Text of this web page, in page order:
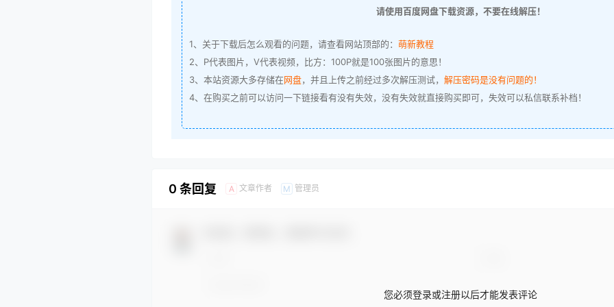
请使用百度网盘下载资源，不要在线解压！
1、关于下载后怎么观看的问题，请查看网站顶部的： 萌新教程
2、P代表图片，V代表视频，比方：100P就是100张图片的意思！
3、本站资源大多存储在网盘，并且上传之前经过多次解压测试， 解压密码是没有问题的！
4、在购买之前可以访问一下链接看有没有失效，没有失效就直接购买即可，失效可以私信联系补档！
0 条回复 A 文章作者 M 管理员
您必须登录或注册以后才能发表评论